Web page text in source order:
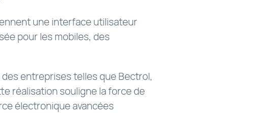
une interface utilisateur
pour les mobiles, des
entreprises telles que Bectrol,
réalisation souligne la force de
électronique avancées